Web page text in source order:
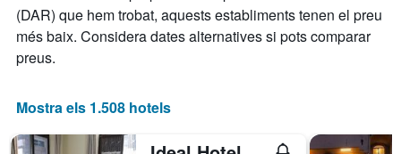
d'una
habitació
(DAR) que hem trobat, aquests establiments tenen el preu
més baix. Considera dates alternatives si pots comparar
preus.
Mostra els 1.508 hotels